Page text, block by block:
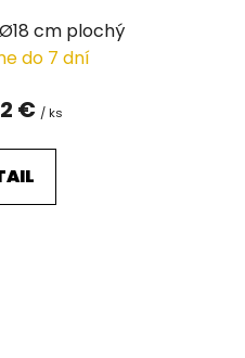
cm plochý
do 7 dní
€ / ks